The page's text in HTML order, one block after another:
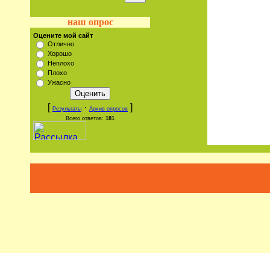
наш опрос
Оцените мой сайт
Отлично
Хорошо
Неплохо
Плохо
Ужасно
[ Результаты · Архив опросов ]
Всего ответов: 181